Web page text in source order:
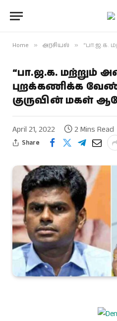
Home » அரசியல் » “பா.ஜ.க. மற்றும்
“பா.ஜ.க.
புறக்கணிக்க
குருவின் மகள்
April 21, 2022 2 Mins Read
Share